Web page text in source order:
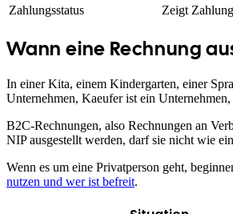
Zahlungsstatus
Zeigt
Wann eine Rechnung
In einer Kita, einem Kindergarten, einer
Unternehmen, Kaeufer ist ein
B2C-Rechnungen, also Rechnungen an
NIP ausgestellt werden, darf sie nicht wie
Wenn es um eine Privatperson geht,
nutzen und wer ist befreit.